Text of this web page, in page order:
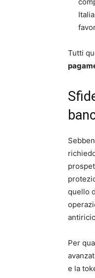
Tutti
quello
Per
e la